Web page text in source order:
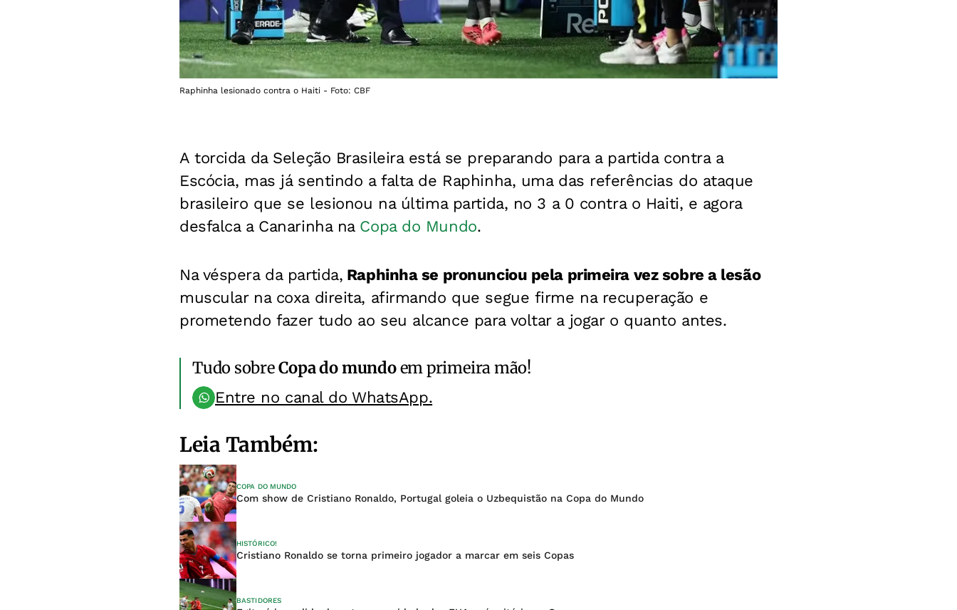
Raphinha lesionado contra o Haiti - Foto: CBF
A torcida da Seleção Brasileira está se preparando para a partida contra a
Escócia, mas já sentindo a falta de Raphinha, uma das referências do ataque
brasileiro que se lesionou na última partida, no 3 a 0 contra o Haiti, e agora
desfalca a Canarinha na Copa do Mundo.
Na véspera da partida, Raphinha se pronunciou pela primeira vez sobre a lesão
muscular na coxa direita, afirmando que segue firme na recuperação e
prometendo fazer tudo ao seu alcance para voltar a jogar o quanto antes.
Tudo sobreCopa do mundoem primeira mão!
Entre no canal do WhatsApp.
Leia Também:
COPA DO MUNDO
Com show de Cristiano Ronaldo, Portugal goleia o Uzbequistão na Copa do Mundo
HISTÓRICO!
Cristiano Ronaldo se torna primeiro jogador a marcar em seis Copas
BASTIDORES